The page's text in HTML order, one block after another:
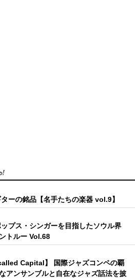
ーの銘品【名手たちの楽器 vol.9】
ップス・シンガーを目指したソウル界
トルー Vol.68
Capital】 国際ジャズコンペの覇
アンサンブルと自在なジャズ話法を披